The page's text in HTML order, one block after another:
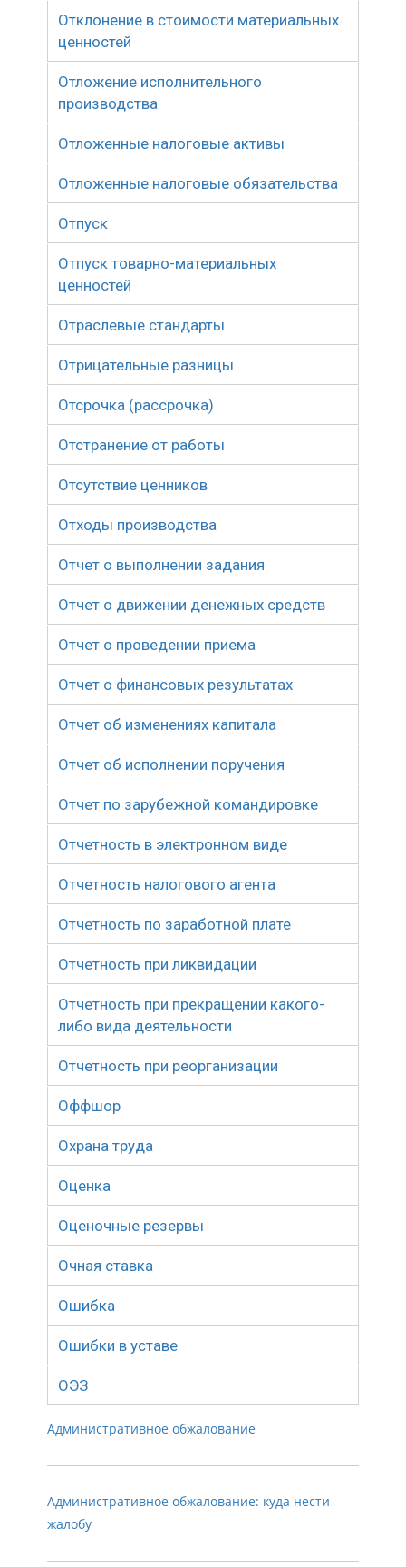
Отклонение в стоимости материальных
ценностей
Отложение исполнительного
производства
Отложенные налоговые активы
Отложенные налоговые обязательства
Отпуск
Отпуск товарно-материальных
ценностей
Отраслевые стандарты
Отрицательные разницы
Отсрочка (рассрочка)
Отстранение от работы
Отсутствие ценников
Отходы производства
Отчет о выполнении задания
Отчет о движении денежных средств
Отчет о проведении приема
Отчет о финансовых результатах
Отчет об изменениях капитала
Отчет об исполнении поручения
Отчет по зарубежной командировке
Отчетность в электронном виде
Отчетность налогового агента
Отчетность по заработной плате
Отчетность при ликвидации
Отчетность при прекращении какого-
либо вида деятельности
Отчетность при реорганизации
Оффшор
Охрана труда
Оценка
Оценочные резервы
Очная ставка
Ошибка
Ошибки в уставе
ОЭЗ
Административное обжалование
Административное обжалование: куда нести
жалобу